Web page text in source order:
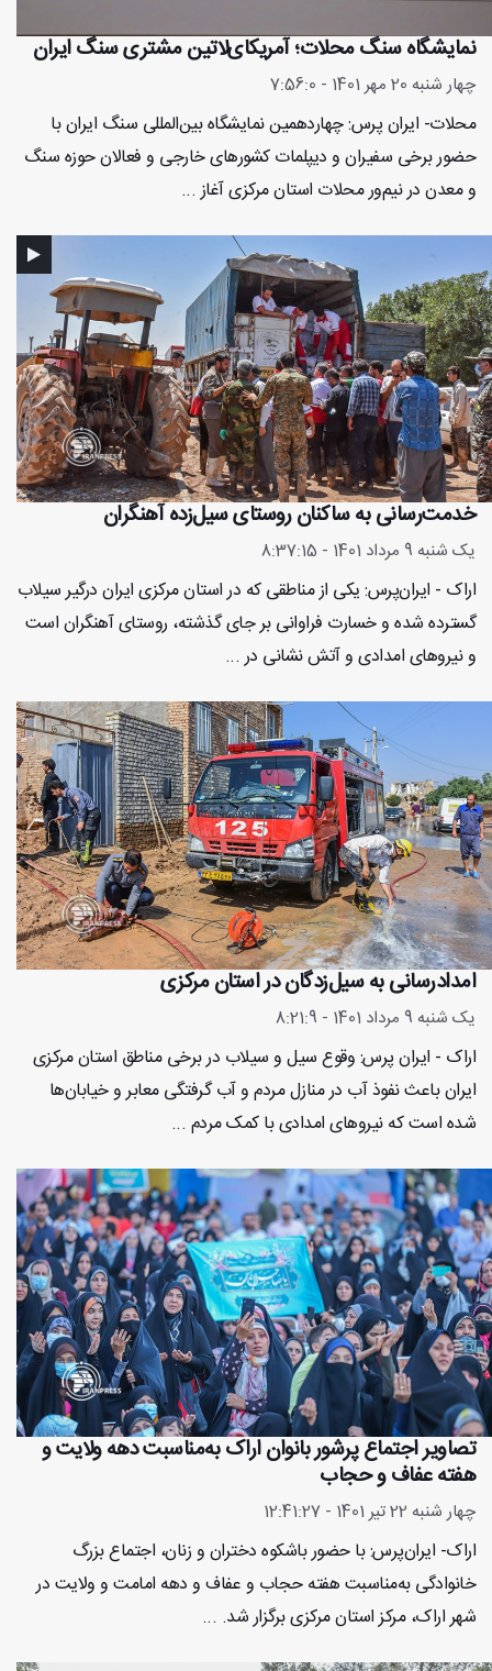
نمایشگاه سنگ محلات؛ آمریکای‌لاتین مشتری سنگ ایران
چهار شنبه 20 مهر 1401 - 7:56:0
محلات- ایران پرس: چهاردهمین نمایشگاه بین‌المللی سنگ ایران با
حضور برخی سفیران و دیپلمات کشورهای خارجی و فعالان حوزه سنگ
و معدن در نیم‌ور محلات استان مرکزی آغاز ...
خدمت‌رسانی به ساکنان روستای سیل‌زده آهنگران
یک شنبه 9 مرداد 1401 - 8:37:15
اراک - ایران‌پرس: یکی از مناطقی که در استان مرکزی ایران درگیر سیلاب
گسترده شده و خسارت فراوانی بر جای گذشته، روستای آهنگران است
و نیروهای امدادی و آتش‌ نشانی در ...
امدادرسانی به سیل‌زدگان در استان مرکزی
یک شنبه 9 مرداد 1401 - 8:21:9
اراک - ایران پرس: وقوع سیل و سیلاب در برخی مناطق استان مرکزی
ایران باعث نفوذ آب در منازل مردم و آب گرفتگی معابر و خیابان‌ها
شده است که نیروهای امدادی با کمک مردم ...
تصاویر اجتماع پرشور بانوان اراک به‌مناسبت دهه ولایت و
هفته عفاف و حجاب
چهار شنبه 22 تیر 1401 - 12:41:27
اراک- ایران‌پرس: با حضور باشکوه دختران و زنان، اجتماع بزرگ
خانوادگی به‌مناسبت هفته حجاب و عفاف و دهه امامت و ولایت در
شهر اراک، مرکز استان مرکزی برگزار شد. ...